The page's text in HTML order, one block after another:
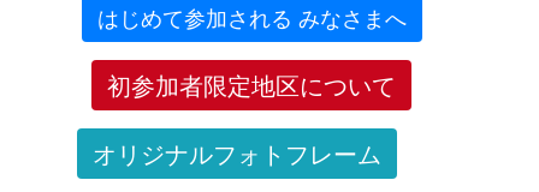
はじめて参加される みなさまへ
初参加者限定地区について
オリジナルフォトフレーム